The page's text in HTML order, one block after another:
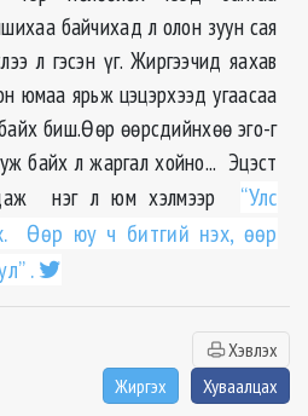
байчихад л олон зуун сая
л гэсэн үг. Жиргээчид яахав
юмаа ярьж цэцэрхээд угаасаа
биш.Өөр өөрсдийнхөө эго-г
байх л жаргал хойно... Эцэст
нэг л юм хэлмээр “Улс
Өөр юу ч битгий нэх, өөр
.
Хэвлэх
Жиргэх
Хуваалцах